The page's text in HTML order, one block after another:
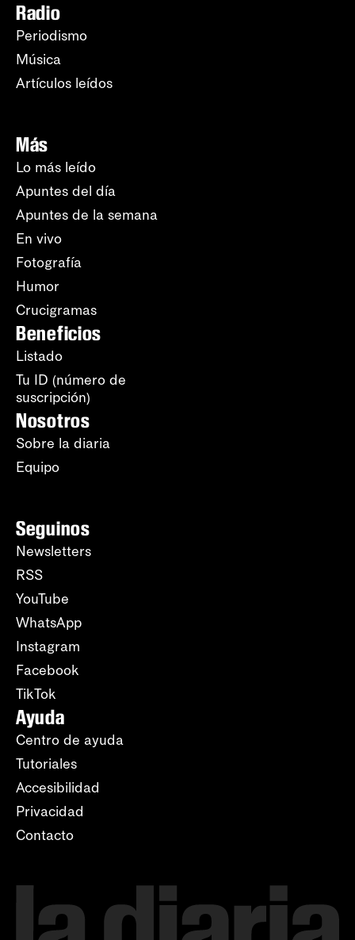
Radio
Periodismo
Música
Artículos leídos
Más
Lo más leído
Apuntes del día
Apuntes de la semana
En vivo
Fotografía
Humor
Crucigramas
Beneficios
Listado
Tu ID (número de
suscripción)
Nosotros
Sobre la diaria
Equipo
Seguinos
Newsletters
RSS
YouTube
WhatsApp
Instagram
Facebook
TikTok
Ayuda
Centro de ayuda
Tutoriales
Accesibilidad
Privacidad
Contacto